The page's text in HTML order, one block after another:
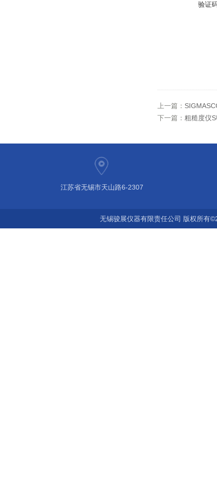
验证
上一篇：
下一篇： 粗糙度仪
江苏省无锡市天山路6-2307
无锡骏展仪器有限责任公司 版权所有